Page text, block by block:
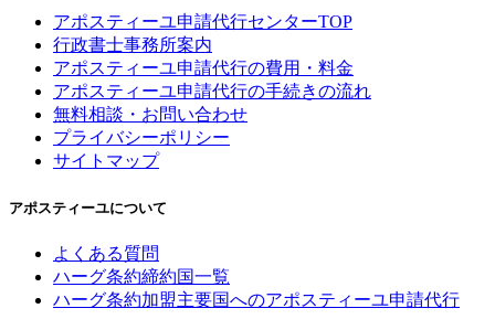
アポスティーユ申請代行センターTOP
行政書士事務所案内
アポスティーユ申請代行の費用・料金
アポスティーユ申請代行の手続きの流れ
無料相談・お問い合わせ
プライバシーポリシー
サイトマップ
アポスティーユについて
よくある質問
ハーグ条約締約国一覧
ハーグ条約加盟主要国へのアポスティーユ申請代行